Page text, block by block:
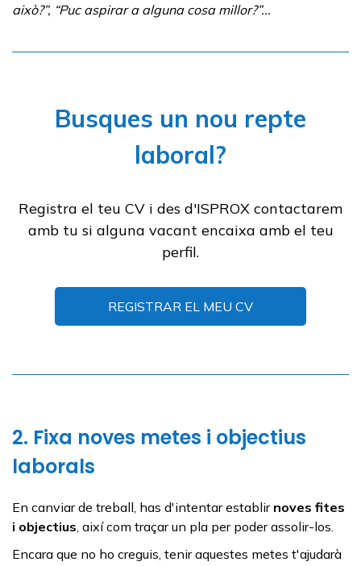
això?”, “Puc aspirar a alguna cosa millor?”...
Busques un nou repte
laboral?
Registra el teu CV i des d'ISPROX contactarem
amb tu si alguna vacant encaixa amb el teu
perfil.
REGISTRAR EL MEU CV
2. Fixa noves metes i objectius
laborals
En canviar de treball, has d'intentar establir noves fites
i objectius , així com traçar un pla per poder assolir-los.
Encara que no ho creguis, tenir aquestes metes t'ajudarà